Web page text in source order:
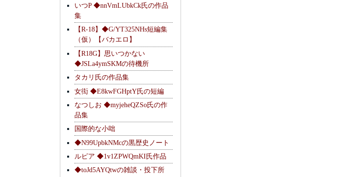
いつP ◆nnVmLUbkCk氏の作品
集
【R-18】◆G/YT325NHs短編集
（仮）【バカエロ】
【R18G】思いつかない
◆JSLa4ymSKMの待機所
タカリ氏の作品集
女衒 ◆E8kwFGHptY氏の短編
なつしお ◆myjeheQZSo氏の作
品集
国際的な小咄
◆N99UpbkNMcの黒歴史ノート
ルピア ◆1v1ZPWQmKI氏作品
◆toJd5AYQtwの雑談・投下所